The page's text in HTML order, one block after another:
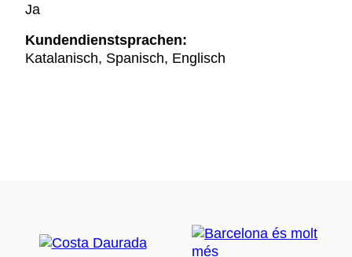
Ja
Kundendienstsprachen:
Katalanisch, Spanisch, Englisch